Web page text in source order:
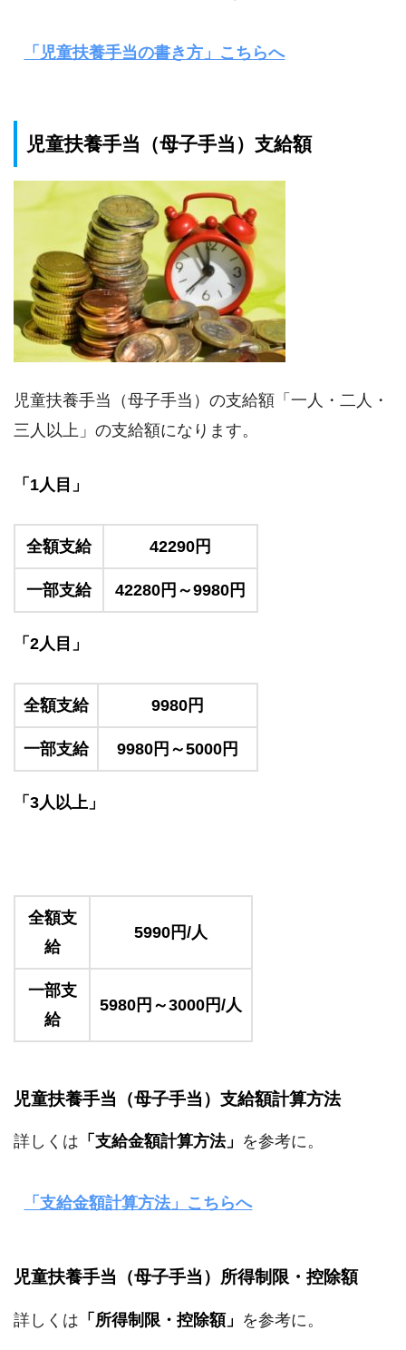
「児童扶養手当の書き方」こちらへ
児童扶養手当（母子手当）支給額
児童扶養手当（母子手当）の支給額「一人・二人・
三人以上」の支給額になります。
「1人目」
全額支給 42290円
一部支給 42280円～9980円
「2人目」
全額支給 9980円
一部支給 9980円～5000円
「3人以上」
全額支
給
5990円/人
一部支
給
5980円～3000円/人
児童扶養手当（母子手当）支給額計算方法
詳しくは 「支給金額計算方法」 を参考に。
「支給金額計算方法」こちらへ
児童扶養手当（母子手当）所得制限・控除額
詳しくは 「所得制限・控除額」 を参考に。